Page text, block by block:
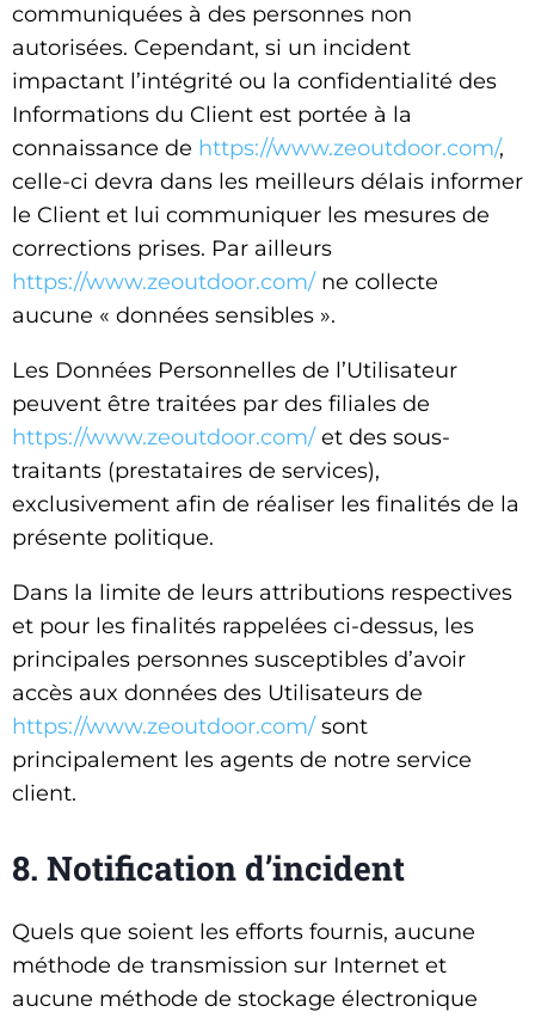
communiquées à des personnes non
autorisées. Cependant, si un incident
impactant l’intégrité ou la confidentialité des
Informations du Client est portée à la
connaissance de https://www.zeoutdoor.com/,
celle-ci devra dans les meilleurs délais informer
le Client et lui communiquer les mesures de
corrections prises. Par ailleurs
https://www.zeoutdoor.com/ ne collecte
aucune « données sensibles ».
Les Données Personnelles de l’Utilisateur
peuvent être traitées par des filiales de
https://www.zeoutdoor.com/ et des sous-
traitants (prestataires de services),
exclusivement afin de réaliser les finalités de la
présente politique.
Dans la limite de leurs attributions respectives
et pour les finalités rappelées ci-dessus, les
principales personnes susceptibles d’avoir
accès aux données des Utilisateurs de
https://www.zeoutdoor.com/ sont
principalement les agents de notre service
client.
8. Notification d’incident
Quels que soient les efforts fournis, aucune
méthode de transmission sur Internet et
aucune méthode de stockage électronique